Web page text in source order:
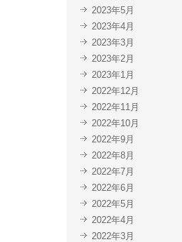
2023年5月
2023年4月
2023年3月
2023年2月
2023年1月
2022年12月
2022年11月
2022年10月
2022年9月
2022年8月
2022年7月
2022年6月
2022年5月
2022年4月
2022年3月